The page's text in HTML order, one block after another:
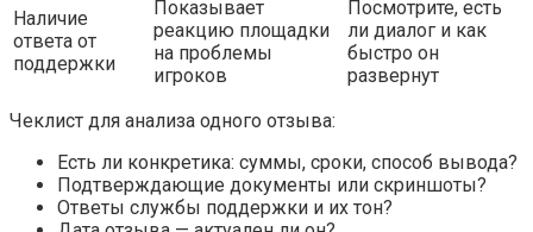
Наличие
ответа от
поддержки
Показывает
реакцию площадки
на проблемы
игроков
Посмотрите, есть
ли диалог и как
быстро он
развернут
Чеклист для анализа одного отзыва:
Есть ли конкретика: суммы, сроки, способ вывода?
Подтверждающие документы или скриншоты?
Ответы службы поддержки и их тон?